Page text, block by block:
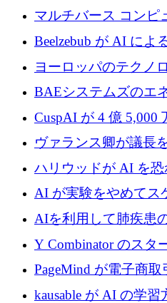
ン コンピューティン
ビジョン
マルチバース コンピ
ンドで最大 5 億 7,000
Beelzebub が AI によ
のために 300 万ユー
ヨーロッパのテクノ
上の取引に 10 億ユ
BAEシステムズのエ
子力タービンが1500
テルスから浮上
CuspAI が 4 億 5,000
Resist.UA が 5,000
げ、DSIT が廃止され
ヴァランス卿が議長
スクフォースが発足
ハリウッドが AI を恐
代わりにプリプロダ
AI が実験をやめてス
AIを利用して肺疾患
国のヘルステック挑
Y Combinator のスタ
メールを再考するた
てステルスから浮上
PageMind が電子商
AI を拡張するために
kausable が AI の学